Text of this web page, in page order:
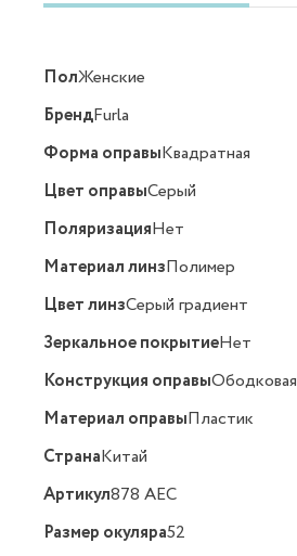
ПолЖенские
БрендFurla
Форма оправыКвадратная
Цвет оправыСерый
ПоляризацияНет
Материал линзПолимер
Цвет линзСерый градиент
Зеркальное покрытиеНет
Конструкция оправыОбодковая
Материал оправыПластик
СтранаКитай
Артикул878 AEC
Размер окуляра52